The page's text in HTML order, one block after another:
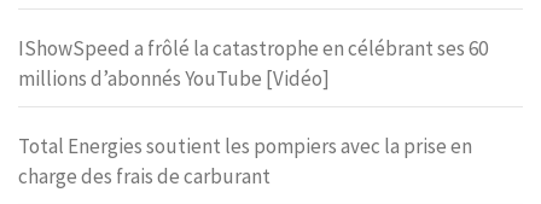
IShowSpeed a frôlé la catastrophe en célébrant ses 60
millions d’abonnés YouTube [Vidéo]
Total Energies soutient les pompiers avec la prise en
charge des frais de carburant